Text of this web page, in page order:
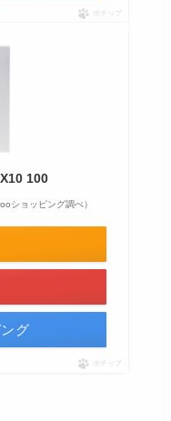
ポチップ
100
ショッピング調べ）
グ
ポチップ